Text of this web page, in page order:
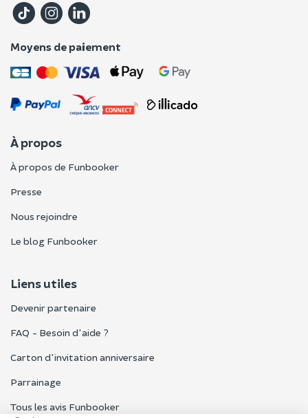
Moyens de paiement
À propos
À propos de Funbooker
Presse
Nous rejoindre
Le blog Funbooker
Liens utiles
Devenir partenaire
FAQ - Besoin d'aide ?
Carton d'invitation anniversaire
Parrainage
Tous les avis Funbooker